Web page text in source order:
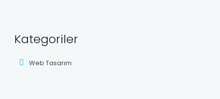
Kategoriler
Web Tasarım